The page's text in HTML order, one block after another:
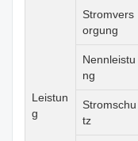
Leistun
g
Stromvers
orgung
Nennleistu
ng
Stromschu
tz